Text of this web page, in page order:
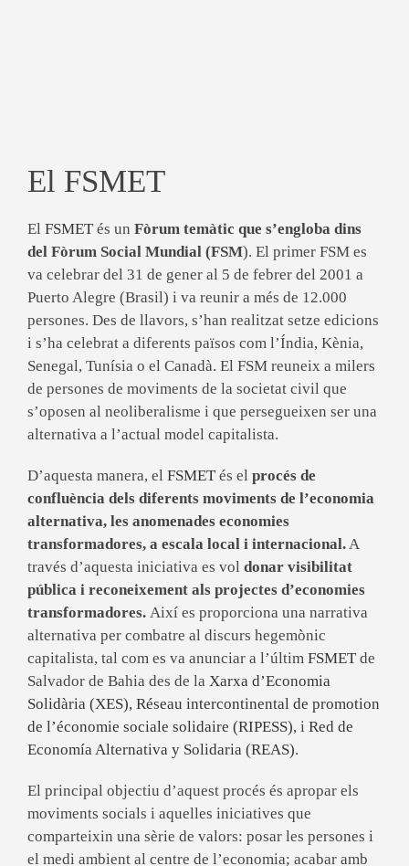
El FSMET
El FSMET és un Fòrum temàtic que s’engloba dins
del Fòrum Social Mundial (FSM). El primer FSM es
va celebrar del 31 de gener al 5 de febrer del 2001 a
Puerto Alegre (Brasil) i va reunir a més de 12.000
persones. Des de llavors, s’han realitzat setze edicions
i s’ha celebrat a diferents països com l’Índia, Kènia,
Senegal, Tunísia o el Canadà. El FSM reuneix a milers
de persones de moviments de la societat civil que
s’oposen al neoliberalisme i que persegueixen ser una
alternativa a l’actual model capitalista.
D’aquesta manera, el FSMET és el procés de
confluència dels diferents moviments de l’economia
alternativa, les anomenades economies
transformadores, a escala local i internacional.A
través d’aquesta iniciativa es vol donar visibilitat
pública i reconeixement als projectes d’economies
transformadores. Així es proporciona una narrativa
alternativa per combatre al discurs hegemònic
capitalista, tal com es va anunciar a l’últim FSMET de
Salvador de Bahia des de la Xarxa d’Economia
Solidària (XES), Réseau intercontinental de promotion
de l’économie sociale solidaire (RIPESS), i Red de
Economía Alternativa y Solidaria (REAS).
El principal objectiu d’aquest procés és apropar els
moviments socials i aquelles iniciatives que
comparteixin una sèrie de valors: posar les persones i
el medi ambient al centre de l’economia; acabar amb